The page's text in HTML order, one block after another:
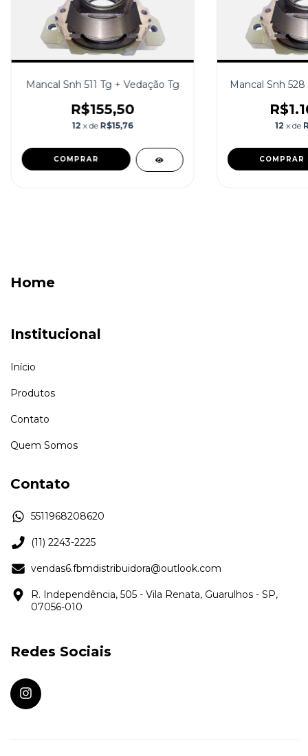
Mancal Snh 511 Tg + Vedação Tg
R$155,50
12 x de R$15,76
Mancal Snh
12 x de
Home
Institucional
Início
Produtos
Contato
Quem Somos
Contato
5511968208620
(11) 2243-2225
vendas6.fbmdistribuidora@outlook.com
R. Independência, 505 - Vila Renata, Guarulhos - SP,
07056-010
Redes Sociais